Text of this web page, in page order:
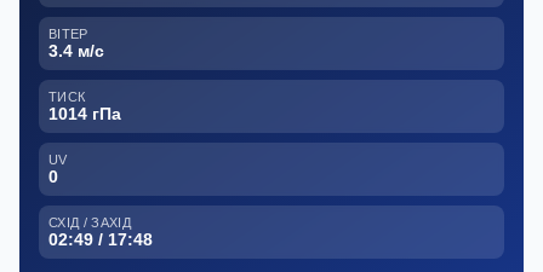
ВІТЕР
3.4 м/с
ТИСК
1014 гПа
UV
0
СХІД / ЗАХІД
02:49 / 17:48